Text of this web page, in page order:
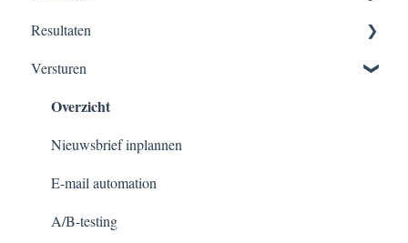
Dynamisch segment
Contacten beheer
Velden
Verzendlijsten
Importeren
Exporteren
Opt-ins
Resultaten
Overzicht
Versturen
Overzicht
Nieuwsbrief inplannen
E-mail automation
A/B-testing